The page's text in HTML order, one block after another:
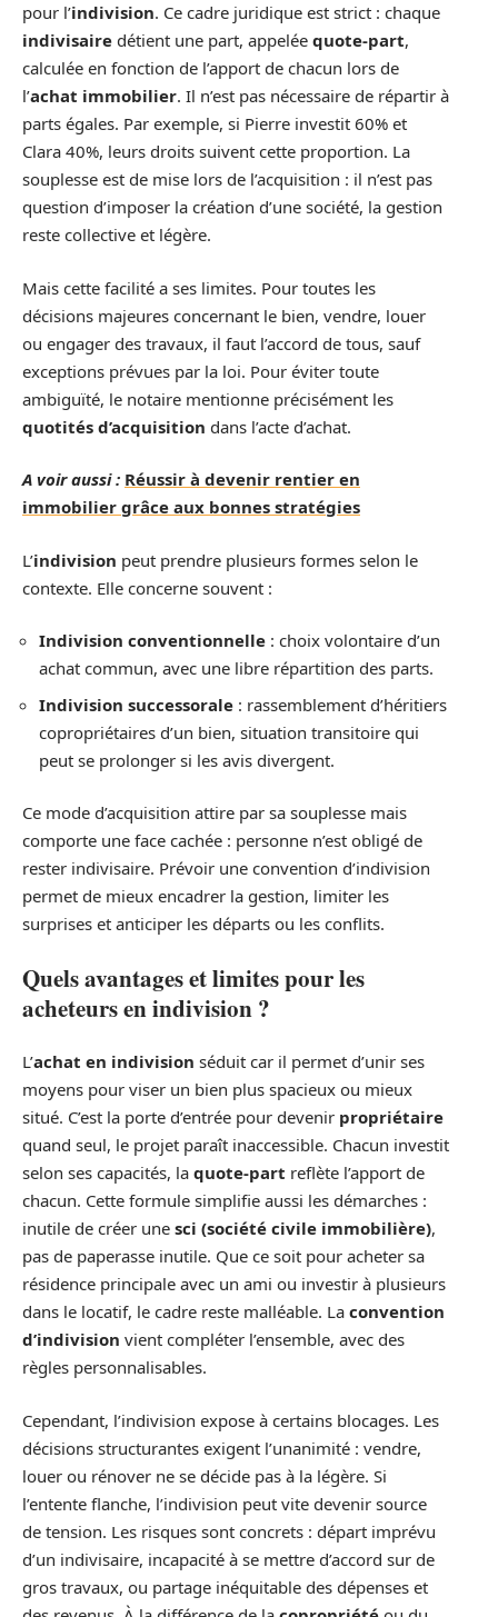
pour l’indivision. Ce cadre juridique est strict : chaque
indivisaire détient une part, appelée quote-part,
calculée en fonction de l’apport de chacun lors de
l’achat immobilier. Il n’est pas nécessaire de répartir à
parts égales. Par exemple, si Pierre investit 60% et
Clara 40%, leurs droits suivent cette proportion. La
souplesse est de mise lors de l’acquisition : il n’est pas
question d’imposer la création d’une société, la gestion
reste collective et légère.
Mais cette facilité a ses limites. Pour toutes les
décisions majeures concernant le bien, vendre, louer
ou engager des travaux, il faut l’accord de tous, sauf
exceptions prévues par la loi. Pour éviter toute
ambiguïté, le notaire mentionne précisément les
quotités d’acquisition dans l’acte d’achat.
A voir aussi : Réussir à devenir rentier en
immobilier grâce aux bonnes stratégies
L’indivision peut prendre plusieurs formes selon le
contexte. Elle concerne souvent :
Indivision conventionnelle : choix volontaire d’un
achat commun, avec une libre répartition des parts.
Indivision successorale : rassemblement d’héritiers
copropriétaires d’un bien, situation transitoire qui
peut se prolonger si les avis divergent.
Ce mode d’acquisition attire par sa souplesse mais
comporte une face cachée : personne n’est obligé de
rester indivisaire. Prévoir une convention d’indivision
permet de mieux encadrer la gestion, limiter les
surprises et anticiper les départs ou les conflits.
Quels avantages et limites pour les
acheteurs en indivision ?
L’achat en indivision séduit car il permet d’unir ses
moyens pour viser un bien plus spacieux ou mieux
situé. C’est la porte d’entrée pour devenir propriétaire
quand seul, le projet paraît inaccessible. Chacun investit
selon ses capacités, la quote-part reflète l’apport de
chacun. Cette formule simplifie aussi les démarches :
inutile de créer une sci (société civile immobilière),
pas de paperasse inutile. Que ce soit pour acheter sa
résidence principale avec un ami ou investir à plusieurs
dans le locatif, le cadre reste malléable. La convention
d’indivision vient compléter l’ensemble, avec des
règles personnalisables.
Cependant, l’indivision expose à certains blocages. Les
décisions structurantes exigent l’unanimité : vendre,
louer ou rénover ne se décide pas à la légère. Si
l’entente flanche, l’indivision peut vite devenir source
de tension. Les risques sont concrets : départ imprévu
d’un indivisaire, incapacité à se mettre d’accord sur de
gros travaux, ou partage inéquitable des dépenses et